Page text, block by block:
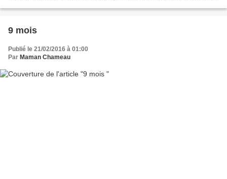
9 mois
Publié le 21/02/2016 à 01:00
Par Maman Chameau